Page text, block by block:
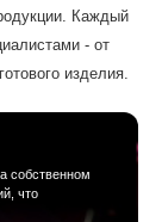
Каждый
- от
изделия.
собственном
что